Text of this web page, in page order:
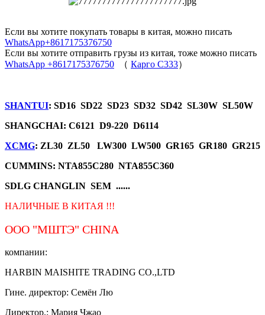
Если вы хотите покупать товары в китая, можно писать
WhatsApp+8617175376750
Если вы хотите отправить грузы из китая, тоже можно писать
WhatsApp +8617175376750 （ Карго C333）
SHANTUI: SD16 SD22 SD23 SD32 SD42 SL30W SL50W
SHANGCHAI: C6121 D9-220 D6114
XCMG: ZL30 ZL50 LW300 LW500 GR165 GR180 GR215
CUMMINS: NTA855C280 NTA855C360
SDLG CHANGLIN SEM ......
НАЛИЧНЫЕ В КИТАЯ !!!
ООО "МШТЭ" CHINA
компании:
HARBIN MAISHITE TRADING CO.,LTD
Гине. директор: Семён Лю
Директор.: Мария Чжао